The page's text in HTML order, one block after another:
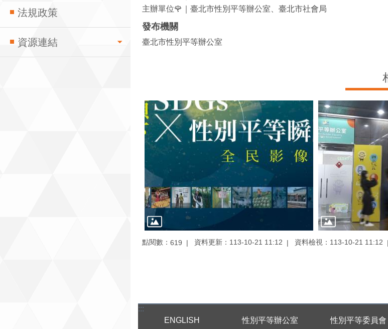
法規政策
資源連結
主辦單位🌹｜臺北市性別平等辦公室、臺北市社會局
發布機關
臺北市性別平等辦公室
點閱數： 619 資料更新：113-10-21 11:12 資料檢視：113-10-21 11:12
:::
ENGLISH
性別平等辦公室 性別平等委員會